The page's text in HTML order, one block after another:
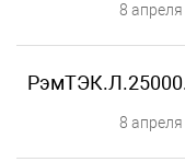
8
8